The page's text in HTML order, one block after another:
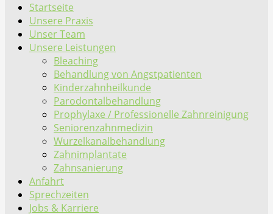
Startseite
Unsere Praxis
Unser Team
Unsere Leistungen
Bleaching
Behandlung von Angstpatienten
Kinderzahnheilkunde
Parodontalbehandlung
Prophylaxe / Professionelle Zahnreinigung
Seniorenzahnmedizin
Wurzelkanalbehandlung
Zahnimplantate
Zahnsanierung
Anfahrt
Sprechzeiten
Jobs & Karriere